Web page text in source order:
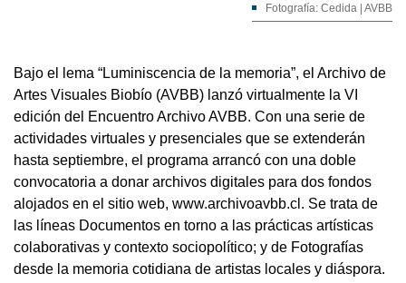
Fotografía: Cedida | AVBB
Bajo el lema “Luminiscencia de la memoria”, el Archivo de
Artes Visuales Biobío (AVBB) lanzó virtualmente la VI
edición del Encuentro Archivo AVBB. Con una serie de
actividades virtuales y presenciales que se extenderán
hasta septiembre, el programa arrancó con una doble
convocatoria a donar archivos digitales para dos fondos
alojados en el sitio web, www.archivoavbb.cl. Se trata de
las líneas Documentos en torno a las prácticas artísticas
colaborativas y contexto sociopolítico; y de Fotografías
desde la memoria cotidiana de artistas locales y diáspora.